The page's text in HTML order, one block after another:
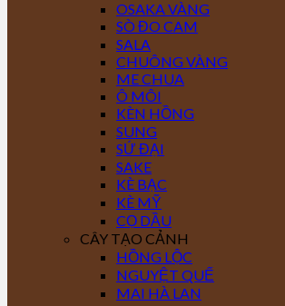
OSAKA VÀNG
SÒ ĐO CAM
SALA
CHUÔNG VÀNG
ME CHUA
Ô MÔI
KÈN HỒNG
SUNG
SỨ ĐẠI
SAKE
KÈ BẠC
KÈ MỸ
CỌ DẦU
CÂY TẠO CẢNH
HỒNG LỘC
NGUYỆT QUẾ
MAI HÀ LAN